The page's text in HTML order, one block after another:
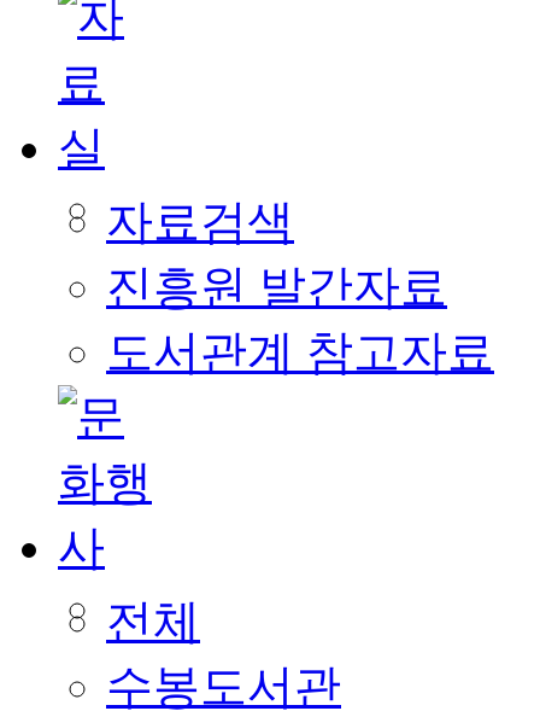
자료검색
진흥원 발간자료
도서관계 참고자료
전체
수봉도서관